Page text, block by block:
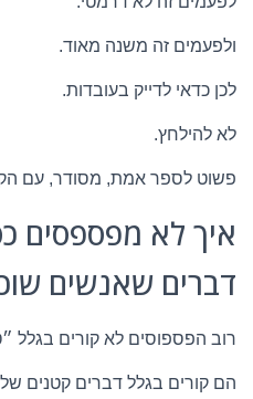
ולפעמים זה משנה מאוד.
לכן כדאי לדייק בעובדות.
לא להילחץ.
פשוט לספר אמת, מסודר, עם
דברים שאנשים
רוב הפספוסים לא קורים בגלל
הם קורים בגלל דברים קטנים